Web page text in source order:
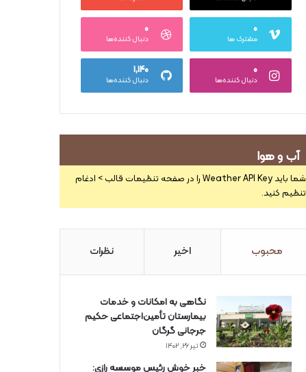
۰
مشترک ها
۰
دنبال کننده‌ها
۰
دنبال کننده‌ها
۱,۱۴۰
دنبال کننده‌ها
آب و هوا
شما باید Weather API Key را در صفحه تنظیمات قالب > ادغام
تنظیم کنید.
محبوب اخیر نظرات
نگاهی به امکانات و خدمات
بیمارستان تأمین‌اجتماعی حکیم
جرجانی گرگان
تیر ۲۶, ۱۴۰۲
خبر خوش رئیس موسسه رازی: